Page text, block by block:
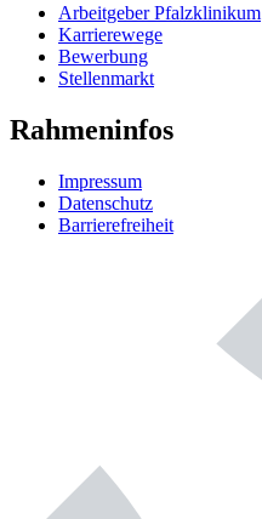
Arbeitgeber Pfalzklinikum
Karrierewege
Bewerbung
Stellenmarkt
Rahmeninfos
Impressum
Datenschutz
Barrierefreiheit